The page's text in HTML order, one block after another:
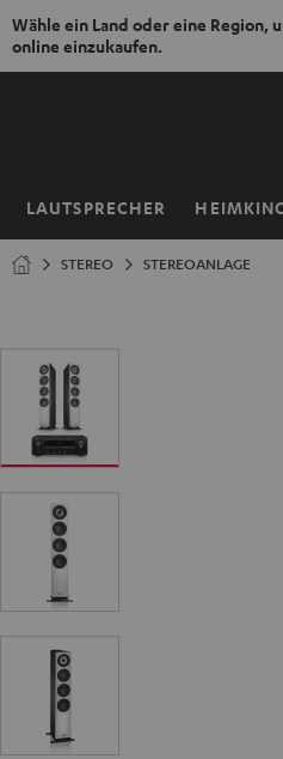
Wähle ein Land oder eine Region,
online einzukaufen.
ZUM
LAUTSPRECHER
Startseite
STEREO STEREOANLAGE